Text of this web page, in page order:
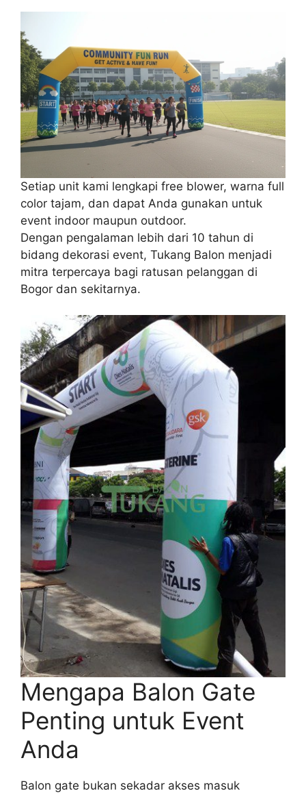
Setiap unit kami lengkapi free blower, warna full
color tajam, dan dapat Anda gunakan untuk
event indoor maupun outdoor.
Dengan pengalaman lebih dari 10 tahun di
bidang dekorasi event, Tukang Balon menjadi
mitra terpercaya bagi ratusan pelanggan di
Bogor dan sekitarnya.
Mengapa Balon Gate
Penting untuk Event
Anda
Balon gate bukan sekadar akses masuk